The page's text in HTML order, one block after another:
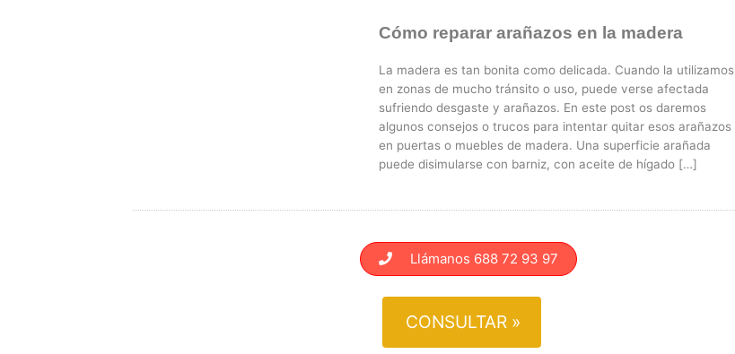
Cómo reparar arañazos en la madera
La madera es tan bonita como delicada. Cuando la utilizamos
en zonas de mucho tránsito o uso, puede verse afectada
sufriendo desgaste y arañazos. En este post os daremos
algunos consejos o trucos para intentar quitar esos arañazos
en puertas o muebles de madera. Una superficie arañada
puede disimularse con barniz, con aceite de hí­gado […]
Llámanos 688 72 93 97
CONSULTAR »